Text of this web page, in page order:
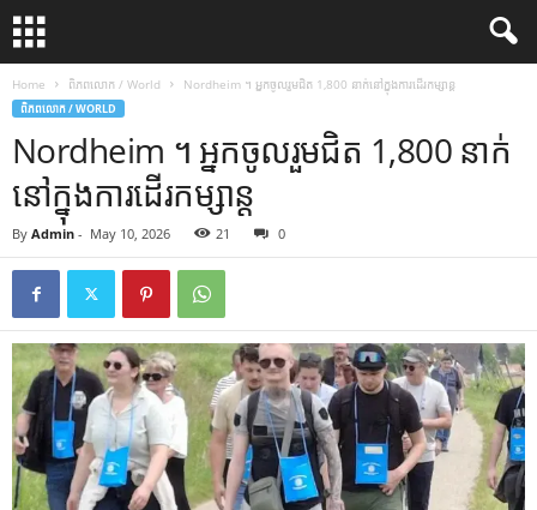
Home ពិភពលោក / World Nordheim ។ អ្នក​ចូល​រួម​ជិត 1,800 នាក់​នៅ​ក្នុង​ការ​ដើរ​កម្សាន្ត
ពិភពលោក / WORLD
Nordheim ។ អ្នក​ចូល​រួម​ជិត 1,800 នាក់​
នៅ​ក្នុង​ការ​ដើរ​កម្សាន្ត
By Admin - May 10, 2026 21 0